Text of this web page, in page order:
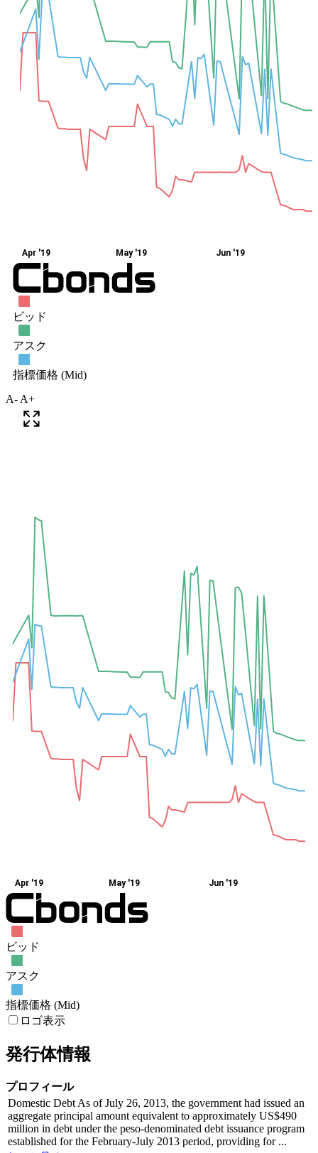
A- A+
Apr '19 May '19 Jun '19
ビッド
アスク
指標価格 (Mid)
ロゴ表示
発行体情報
プロフィール
Domestic Debt As of July 26, 2013, the government had issued an
aggregate principal amount equivalent to approximately US$490
million in debt under the peso-denominated debt issuance program
established for the February-July 2013 period, providing for ...